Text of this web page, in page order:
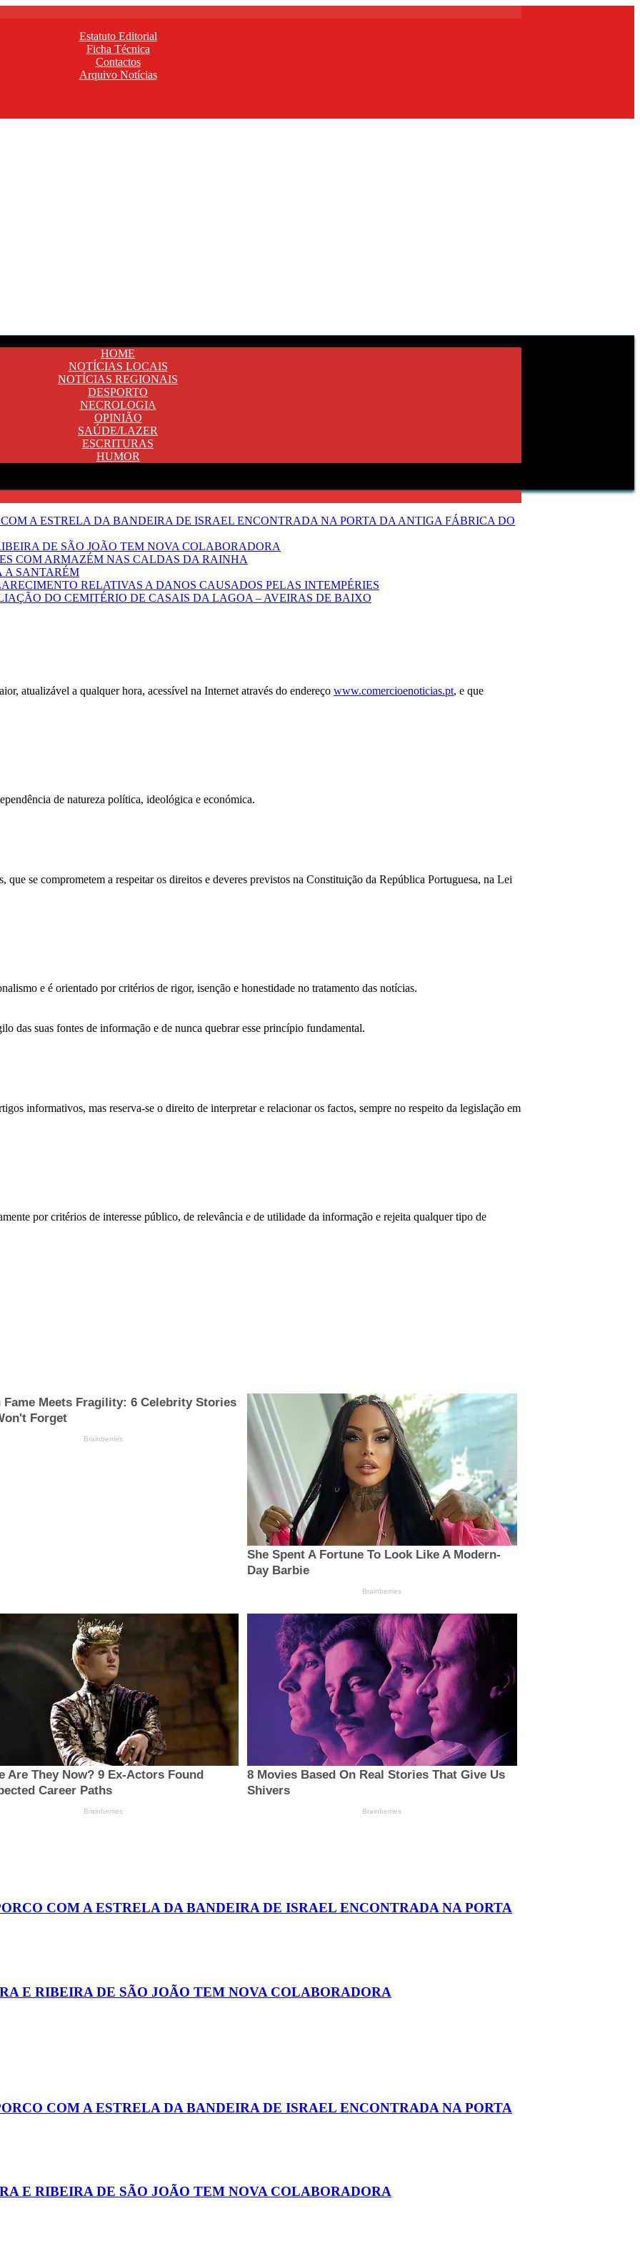
Estatuto Editorial
Ficha Técnica
Contactos
Arquivo Notícias
HOME
NOTÍCIAS LOCAIS
NOTÍCIAS REGIONAIS
DESPORTO
NECROLOGIA
OPINIÃO
SAÚDE/LAZER
ESCRITURAS
HUMOR
A ESTRELA DA BANDEIRA DE ISRAEL ENCONTRADA NA PORTA DA ANTIGA FÁBRICA DO
DE SÃO JOÃO TEM NOVA COLABORADORA
COM ARMAZÉM NAS CALDAS DA RAINHA
A SANTARÉM
RELATIVAS A DANOS CAUSADOS PELAS INTEMPÉRIES
DO CEMITÉRIO DE CASAIS DA LAGOA – AVEIRAS DE BAIXO
atualizável a qualquer hora, acessível na Internet através do endereço www.comercioenoticias.pt, e que
de natureza política, ideológica e económica.
se comprometem a respeitar os direitos e deveres previstos na Constituição da República Portuguesa, na Lei
e é orientado por critérios de rigor, isenção e honestidade no tratamento das notícias.
das suas fontes de informação e de nunca quebrar esse princípio fundamental.
informativos, mas reserva-se o direito de interpretar e relacionar os factos, sempre no respeito da legislação em
por critérios de interesse público, de relevância e de utilidade da informação e rejeita qualquer tipo de
COM A ESTRELA DA BANDEIRA DE ISRAEL ENCONTRADA NA PORTA
E RIBEIRA DE SÃO JOÃO TEM NOVA COLABORADORA
COM A ESTRELA DA BANDEIRA DE ISRAEL ENCONTRADA NA PORTA
E RIBEIRA DE SÃO JOÃO TEM NOVA COLABORADORA